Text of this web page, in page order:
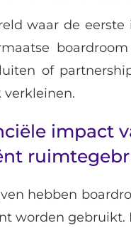
waar de
of
verkleinen.
impact
hebben
worden gebruikt.